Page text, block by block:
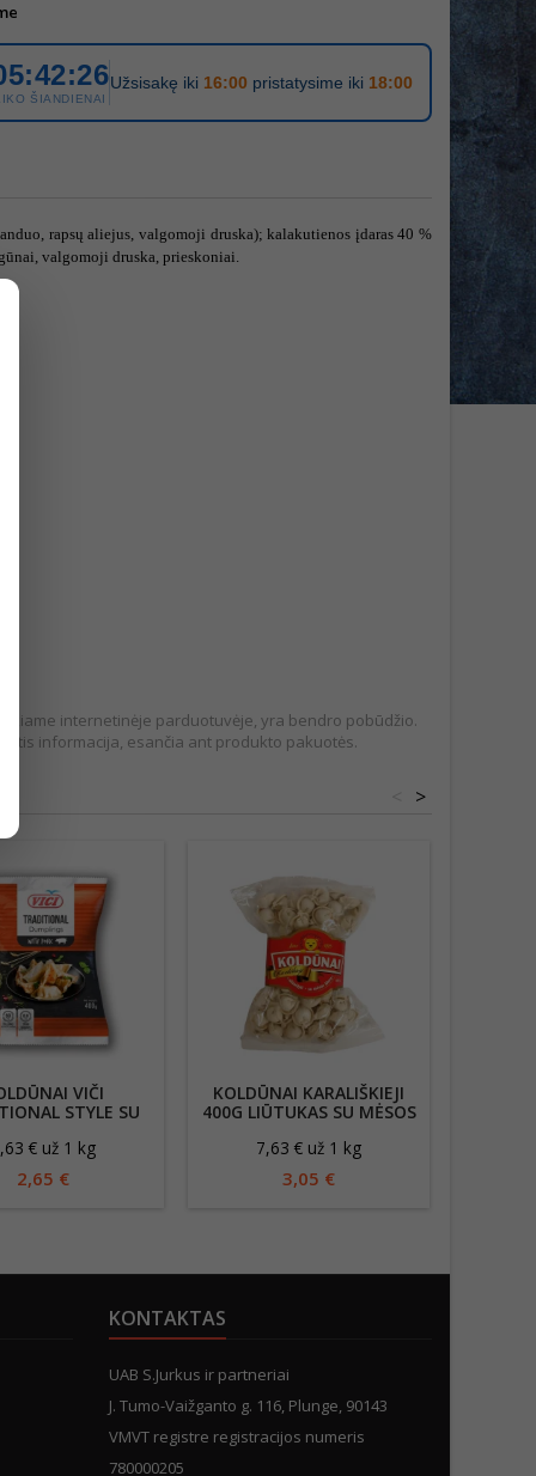
ŠIANDIENAI
Užsisakę iki 16:00 pristatysime iki 18:00
rapsų aliejus, valgomoji druska); kalakutienos įdaras 40 %
valgomoji druska, prieskoniai.
internetinėje parduotuvėje, yra bendro pobūdžio.
informacija, esančia ant produkto pakuotės.
>
VIČI
STYLE SU
€ už 1 kg
2,65 €
KOLDŪNAI KARALIŠKIEJI
400G LIŪTUKAS SU MĖSOS
7,63 € už 1 kg
3,05 €
KONTAKTAS
UAB S.Jurkus ir partneriai
J. Tumo-Vaižganto g. 116, Plunge, 90143
VMVT registre registracijos numeris
780000205